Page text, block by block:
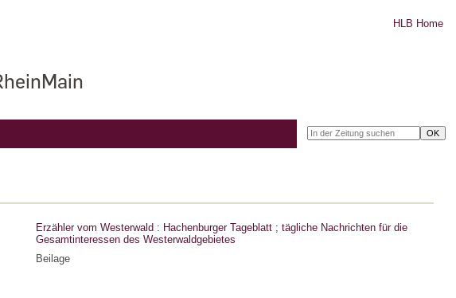
HLB Home
Erzähler vom Westerwald : Hachenburger Tageblatt ; tägliche Nachrichten für die
Gesamtinteressen des Westerwaldgebietes
Beilage